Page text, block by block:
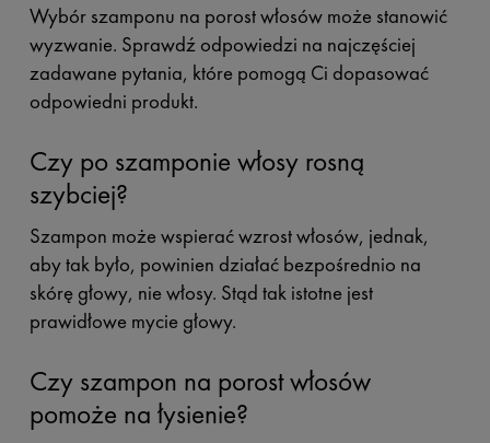
Wybór szamponu na porost włosów może stanowić
wyzwanie. Sprawdź odpowiedzi na najczęściej
zadawane pytania, które pomogą Ci dopasować
odpowiedni produkt.
Czy po szamponie włosy rosną
szybciej?
Szampon może wspierać wzrost włosów, jednak,
aby tak było, powinien działać bezpośrednio na
skórę głowy, nie włosy. Stąd tak istotne jest
prawidłowe mycie głowy.
Czy szampon na porost włosów
pomoże na łysienie?